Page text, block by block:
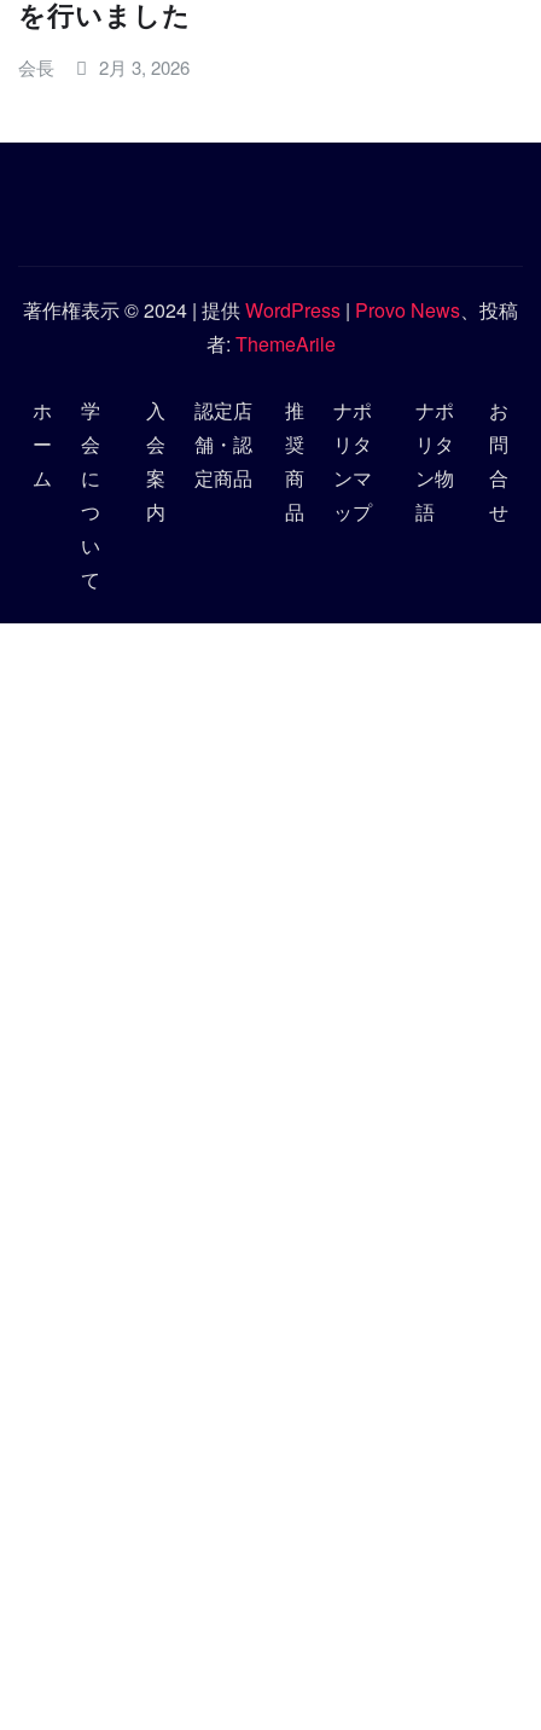
を行いました
会長 2月 3, 2026
著作権表示 © 2024 | 提供WordPress | Provo News、投稿
者: ThemeArile
ホ
ー
ム
学
会
に
つ
い
て
入
会
案
内
認定店
舗・認
定商品
推
奨
商
品
ナポ
リタ
ンマ
ップ
ナポ
リタ
ン物
語
お
問
合
せ